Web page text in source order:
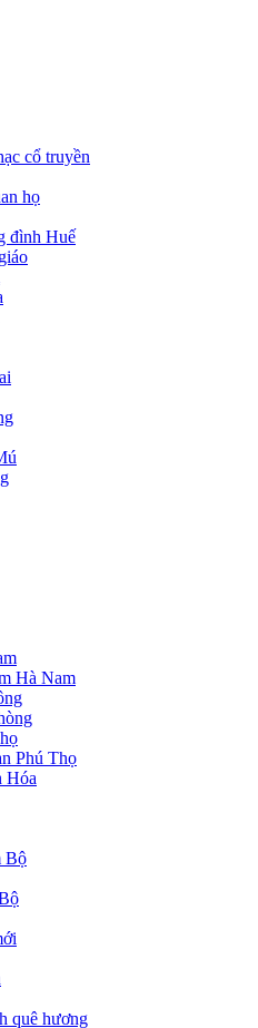
cổ truyền
họ
đình Huế
Hà Nam
Phú Thọ
Hóa
Bộ
quê hương